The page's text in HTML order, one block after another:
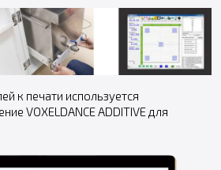
к печати используется
VOXELDANCE ADDITIVE для